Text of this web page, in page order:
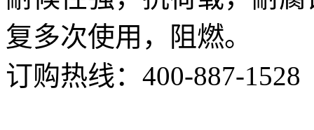
复多次使用，阻燃。
订购热线： 400-887-1528